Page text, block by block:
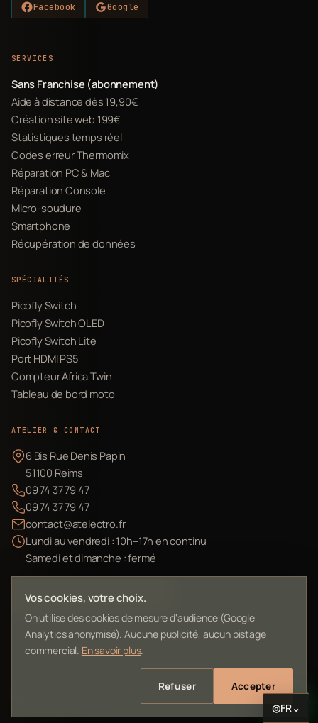
Facebook Google
SERVICES
Sans Franchise (abonnement)
Aide à distance dès 19,90€
Création site web 199€
Statistiques temps réel
Codes erreur Thermomix
Réparation PC & Mac
Réparation Console
Micro-soudure
Smartphone
Récupération de données
SPÉCIALITÉS
Picofly Switch
Picofly Switch OLED
Picofly Switch Lite
Port HDMI PS5
Compteur Africa Twin
Tableau de bord moto
ATELIER & CONTACT
6 Bis Rue Denis Papin
51100 Reims
09 74 37 79 47
09 74 37 79 47
contact@atelectro.fr
Lundi au vendredi : 10h–17h en continu
Samedi et dimanche : fermé
Envoyer mon matériel
L'Atelier Electro Reims — SIRET 10261022700013
Vos cookies, votre choix.
On utilise des cookies de mesure d'audience (Google
Analytics anonymisé). Aucune publicité, aucun pistage
commercial. En savoir plus.
Refuser Accepter
◎FR⌄